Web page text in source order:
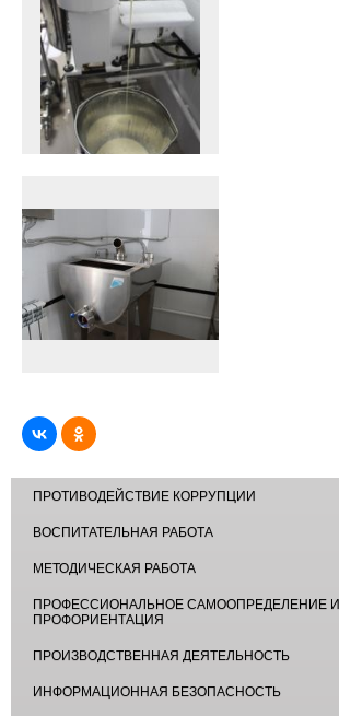
ПРОТИВОДЕЙСТВИЕ КОРРУПЦИИ
ВОСПИТАТЕЛЬНАЯ РАБОТА
МЕТОДИЧЕСКАЯ РАБОТА
ПРОФЕССИОНАЛЬНОЕ САМООПРЕДЕЛЕНИЕ И
ПРОФОРИЕНТАЦИЯ
ПРОИЗВОДСТВЕННАЯ ДЕЯТЕЛЬНОСТЬ
ИНФОРМАЦИОННАЯ БЕЗОПАСНОСТЬ